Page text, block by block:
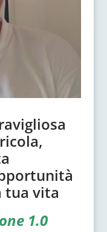
tua vita
1.0